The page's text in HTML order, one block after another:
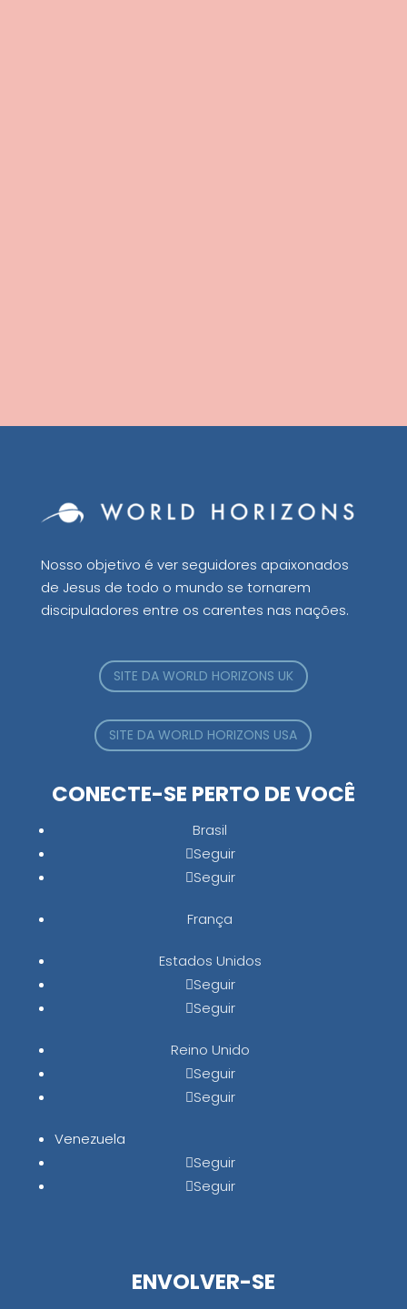
Nosso objetivo é ver seguidores apaixonados
de Jesus de todo o mundo se tornarem
discipuladores entre os carentes nas nações.
SITE DA WORLD HORIZONS UK
SITE DA WORLD HORIZONS USA
CONECTE-SE PERTO DE VOCÊ
Brasil
Seguir
Seguir
França
Estados Unidos
Seguir
Seguir
Reino Unido
Seguir
Seguir
Venezuela
Seguir
Seguir
ENVOLVER-SE